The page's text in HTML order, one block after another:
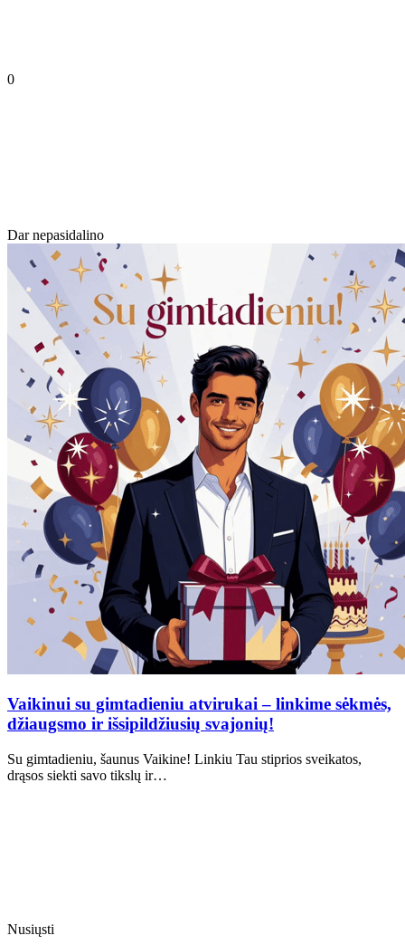
0
Dar nepasidalino
Vaikinui su gimtadieniu atvirukai – linkime sėkmės,
džiaugsmo ir išsipildžiusių svajonių!
Su gimtadieniu, šaunus Vaikine! Linkiu Tau stiprios sveikatos,
drąsos siekti savo tikslų ir…
Nusiųsti